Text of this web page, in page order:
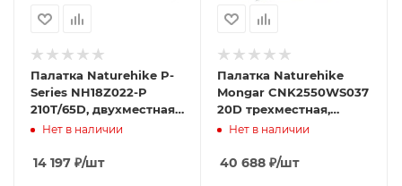
Палатка Naturehike P-
Series NH18Z022-P
210T/65D, двухместная,
желтая
Нет в наличии
14 197 ₽/шт
Палатка Naturehike
Mongar CNK2550WS037
20D трехместная,
зеленый
Нет в наличии
40 688 ₽/шт